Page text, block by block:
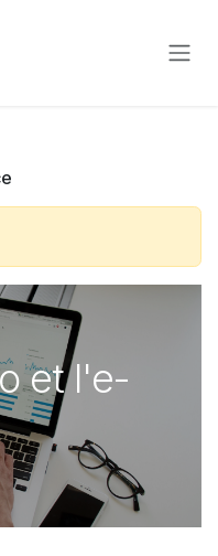
et l'e-